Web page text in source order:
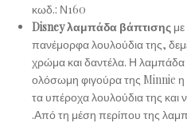
κωδ.: Ν160
Disney λαμπάδα βάπτισης
πανέμορφα λουλούδια της,
χρώμα και δαντέλα. Η λαμπάδα
ολόσωμη φιγούρα της Minnie η
τα υπέροχα λουλούδια της και
.Από τη μέση περίπου της